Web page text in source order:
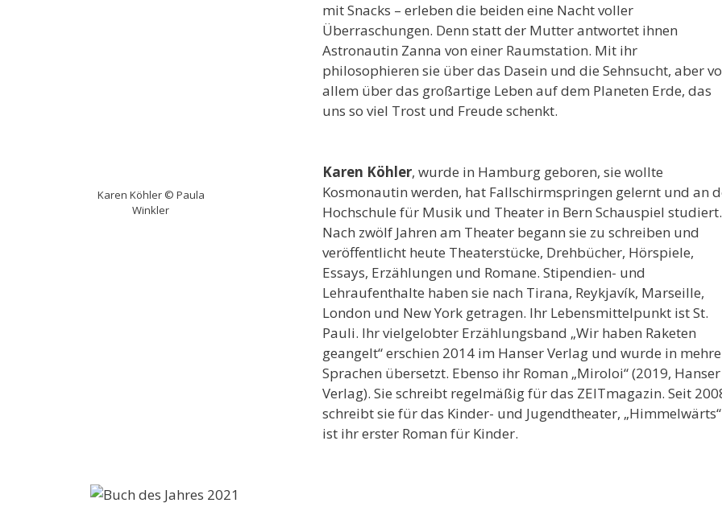
mit Snacks – erleben die beiden eine Nacht voller
Überraschungen. Denn statt der Mutter antwortet ihnen
Astronautin Zanna von einer Raumstation. Mit ihr
philosophieren sie über das Dasein und die Sehnsucht, aber
allem über das großartige Leben auf dem Planeten Erde, das
uns so viel Trost und Freude schenkt.
Karen Köhler © Paula
Winkler
Karen Köhler, wurde in Hamburg geboren, sie wollte
Kosmonautin werden, hat Fallschirmspringen gelernt und an
Hochschule für Musik und Theater in Bern Schauspiel studiert.
Nach zwölf Jahren am Theater begann sie zu schreiben und
veröffentlicht heute Theaterstücke, Drehbücher, Hörspiele,
Essays, Erzählungen und Romane. Stipendien- und
Lehraufenthalte haben sie nach Tirana, Reykjavík, Marseille,
London und New York getragen. Ihr Lebensmittelpunkt ist St.
Pauli. Ihr vielgelobter Erzählungsband „Wir haben Raketen
geangelt“ erschien 2014 im Hanser Verlag und wurde in
Sprachen übersetzt. Ebenso ihr Roman „Miroloi“ (2019, Hanser
Verlag). Sie schreibt regelmäßig für das ZEITmagazin. Seit
schreibt sie für das Kinder- und Jugendtheater, „Himmelwärts“
ist ihr erster Roman für Kinder.